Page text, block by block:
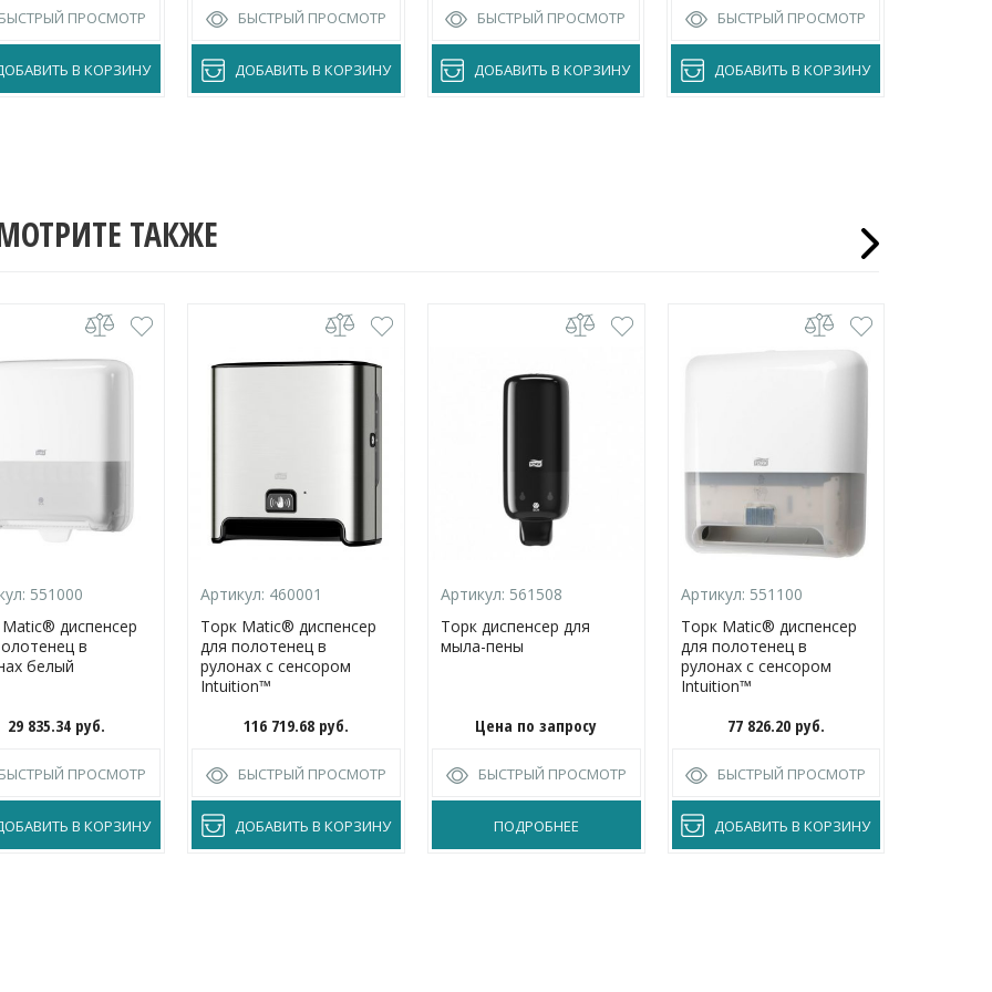
ПРОСМОТР
В КОРЗИНУ
БЫСТРЫЙ ПРОСМОТР
ДОБАВИТЬ В КОРЗИНУ
БЫСТРЫЙ ПРОСМОТР
ДОБАВИТЬ В КОРЗИНУ
БЫСТРЫЙ ПРОСМОТР
ДОБАВИТЬ В КОРЗИНУ
ТАКЖЕ
551000
диспенсер
в
белый
29 835.34 руб.
ПРОСМОТР
В КОРЗИНУ
Артикул: 460001
Торк Matic® диспенсер
для полотенец в
рулонах с сенсором
Intuition™
116 719.68 руб.
БЫСТРЫЙ ПРОСМОТР
ДОБАВИТЬ В КОРЗИНУ
Артикул: 561508
Торк диспенсер для
мыла-пены
Цена по запросу
БЫСТРЫЙ ПРОСМОТР
ПОДРОБНЕЕ
Артикул: 551100
Торк Matic® диспенсер
для полотенец в
рулонах с сенсором
Intuition™
77 826.20 руб.
БЫСТРЫЙ ПРОСМОТР
ДОБАВИТЬ В КОРЗИНУ